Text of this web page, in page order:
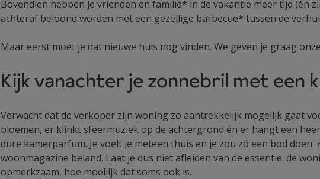
Bovendien hebben je vrienden en familie* in de vakantie meer tijd (én
achteraf beloond worden met een gezellige barbecue* tussen de
Maar eerst moet je dat nieuwe huis nog vinden. We geven je graag
Kijk vanachter je zonnebril met een
Verwacht dat de verkoper zijn woning zo aantrekkelijk mogelijk gaat
bloemen, er klinkt sfeermuziek op de achtergrond én er hangt een
dure kamerparfum. Je voelt je meteen thuis en je zou zó een bod doen.
woonmagazine beland. Laat je dus niet afleiden van de essentie: de
opmerkzaam, hoe moeilijk dat soms ook is.